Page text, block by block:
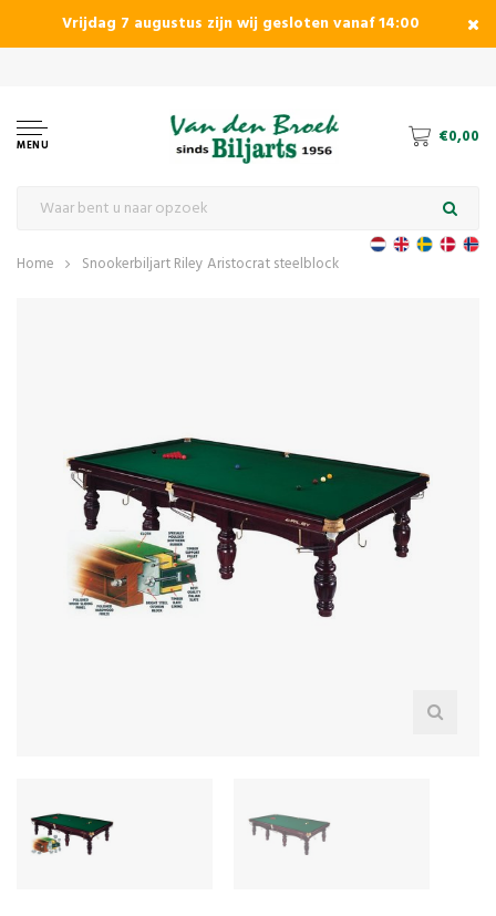
Vrijdag 7 augustus zijn wij gesloten vanaf 14:00
MENU €0,00
Home Snookerbiljart Riley Aristocrat steelblock